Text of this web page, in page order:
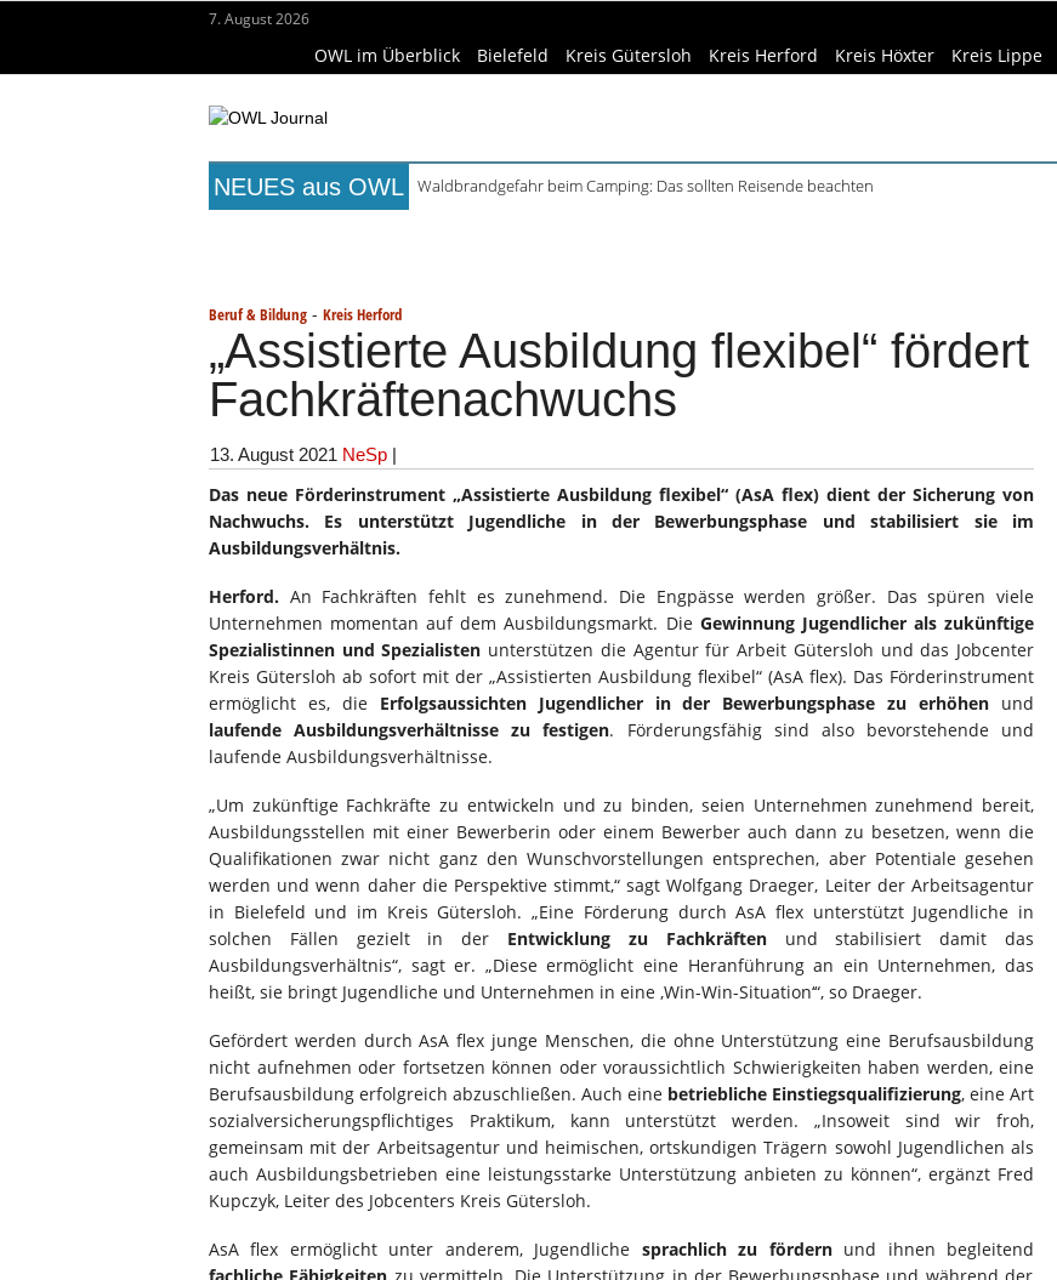
7. August 2026
OWL im Überblick Bielefeld Kreis Gütersloh Kreis Herford Kreis Höxter Kreis Lippe
NEUES aus OWL
Waldbrandgefahr beim Camping: Das sollten Reisende beachten
Beruf & Bildung - Kreis Herford
„Assistierte Ausbildung flexibel“ fördert
Fachkräftenachwuchs
13. August 2021 NeSp |
Das neue Förderinstrument „Assistierte Ausbildung flexibel“ (AsA flex) dient der Sicherung von
Nachwuchs. Es unterstützt Jugendliche in der Bewerbungsphase und stabilisiert sie im
Ausbildungsverhältnis.
Herford. An Fachkräften fehlt es zunehmend. Die Engpässe werden größer. Das spüren viele
Unternehmen momentan auf dem Ausbildungsmarkt. Die Gewinnung Jugendlicher als zukünftige
Spezialistinnen und Spezialisten unterstützen die Agentur für Arbeit Gütersloh und das Jobcenter
Kreis Gütersloh ab sofort mit der „Assistierten Ausbildung flexibel“ (AsA flex). Das Förderinstrument
ermöglicht es, die Erfolgsaussichten Jugendlicher in der Bewerbungsphase zu erhöhen und
laufende Ausbildungsverhältnisse zu festigen. Förderungsfähig sind also bevorstehende und
laufende Ausbildungsverhältnisse.
„Um zukünftige Fachkräfte zu entwickeln und zu binden, seien Unternehmen zunehmend bereit,
Ausbildungsstellen mit einer Bewerberin oder einem Bewerber auch dann zu besetzen, wenn die
Qualifikationen zwar nicht ganz den Wunschvorstellungen entsprechen, aber Potentiale gesehen
werden und wenn daher die Perspektive stimmt,“ sagt Wolfgang Draeger, Leiter der Arbeitsagentur
in Bielefeld und im Kreis Gütersloh. „Eine Förderung durch AsA flex unterstützt Jugendliche in
solchen Fällen gezielt in der Entwicklung zu Fachkräftenund stabilisiert damit das
Ausbildungsverhältnis“, sagt er. „Diese ermöglicht eine Heranführung an ein Unternehmen, das
heißt, sie bringt Jugendliche und Unternehmen in eine ‚Win-Win-Situation‘“, so Draeger.
Gefördert werden durch AsA flex junge Menschen, die ohne Unterstützung eine Berufsausbildung
nicht aufnehmen oder fortsetzen können oder voraussichtlich Schwierigkeiten haben werden, eine
Berufsausbildung erfolgreich abzuschließen. Auch eine betriebliche Einstiegsqualifizierung, eine Art
sozialversicherungspflichtiges Praktikum, kann unterstützt werden. „Insoweit sind wir froh,
gemeinsam mit der Arbeitsagentur und heimischen, ortskundigen Trägern sowohl Jugendlichen als
auch Ausbildungsbetrieben eine leistungsstarke Unterstützung anbieten zu können“, ergänzt Fred
Kupczyk, Leiter des Jobcenters Kreis Gütersloh.
AsA flex ermöglicht unter anderem, Jugendliche sprachlich zu fördernund ihnen begleitend